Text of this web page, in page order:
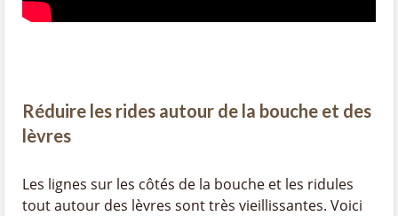
Réduire les rides autour de la bouche et des
lèvres
Les lignes sur les côtés de la bouche et les ridules
tout autour des lèvres sont très vieillissantes. Voici